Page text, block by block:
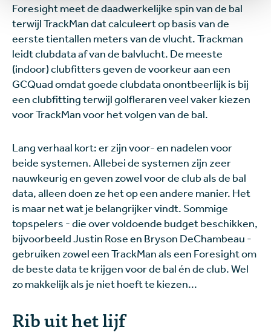
Foresight meet de daadwerkelijke spin van de bal
terwijl TrackMan dat calculeert op basis van de
eerste tientallen meters van de vlucht. Trackman
leidt clubdata af van de balvlucht. De meeste
(indoor) clubfitters geven de voorkeur aan een
GCQuad omdat goede clubdata onontbeerlijk is bij
een clubfitting terwijl golfleraren veel vaker kiezen
voor TrackMan voor het volgen van de bal.
Lang verhaal kort: er zijn voor- en nadelen voor
beide systemen. Allebei de systemen zijn zeer
nauwkeurig en geven zowel voor de club als de bal
data, alleen doen ze het op een andere manier. Het
is maar net wat je belangrijker vindt. Sommige
topspelers - die over voldoende budget beschikken,
bijvoorbeeld Justin Rose en Bryson DeChambeau -
gebruiken zowel een TrackMan als een Foresight om
de beste data te krijgen voor de bal én de club. Wel
zo makkelijk als je niet hoeft te kiezen...
Rib uit het lijf